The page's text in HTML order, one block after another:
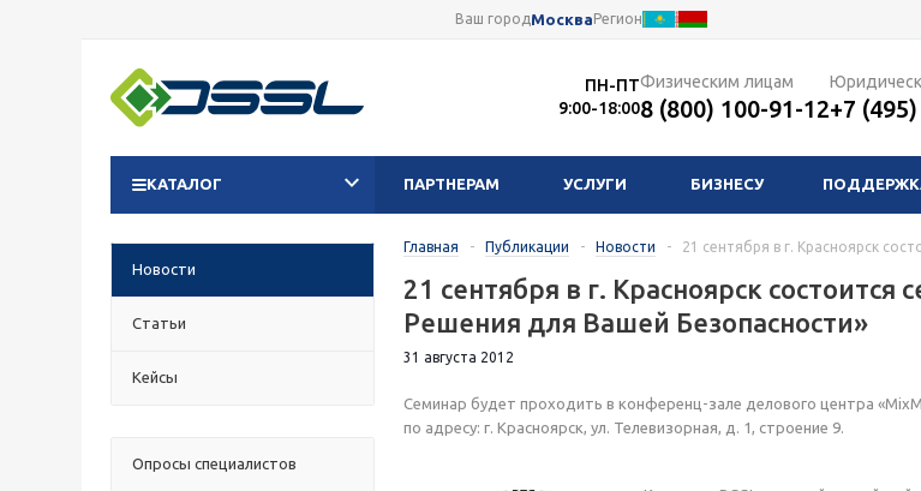
Ваш городМоскваРегион
ПН-ПТ
9:00-18:00
Физическим лицам
8 (800) 100-91-12+7
КАТАЛОГ ПАРТНЕРАМ УСЛУГИ БИЗНЕСУ
Новости
Статьи
Кейсы
Опросы специалистов
Главная - Публикации - Новости - 21 сентября в г. Красноярск
21 сентября в г. Красноярск состоится
Решения для Вашей Безопасности»
31 августа 2012
Семинар будет проходить в конференц-зале делового центра
по адресу: г. Красноярск, ул. Телевизорная, д. 1, строение 9.